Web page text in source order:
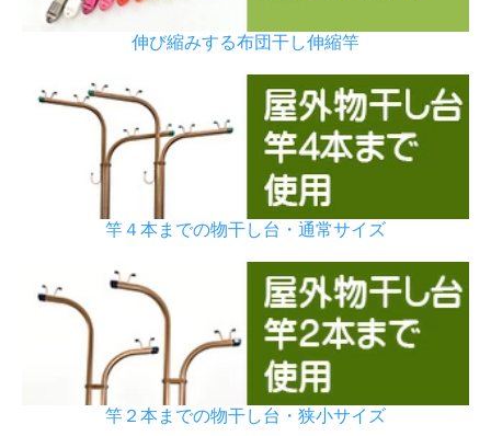
伸び縮みする布団干し伸縮竿
竿４本までの物干し台・通常サイズ
竿２本までの物干し台・狭小サイズ